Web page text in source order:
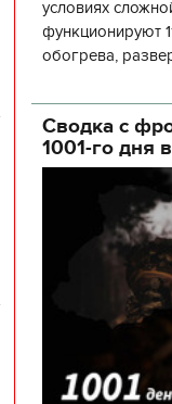
условиях
функционируют
обогрева,
Сводка с
1001-го дня